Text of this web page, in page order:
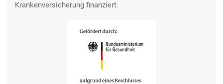
Krankenversicherung finanziert.